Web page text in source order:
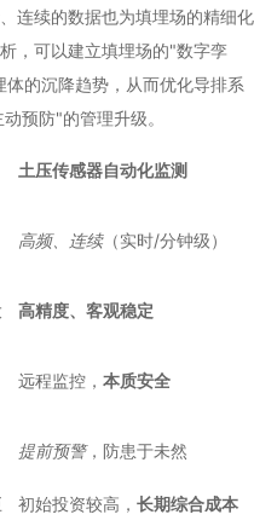
连续的数据也为填埋场的精细化
，可以建立填埋场的"数字孪
的沉降趋势，从而优化导排系
预防"的管理升级。
土压传感器自动化监测
高频、连续（实时/分钟级）
高精度、客观稳定
远程监控， 本质安全
提前预警，防患于未然
初始投资较高， 长期综合成本